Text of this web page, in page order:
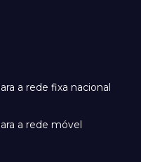
a rede fixa nacional
a rede móvel